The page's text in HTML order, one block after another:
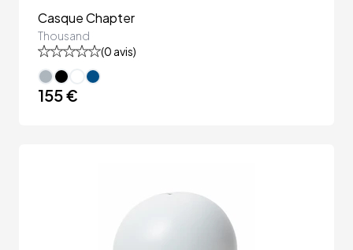
Casque Chapter
Thousand
(0 avis)
155 €